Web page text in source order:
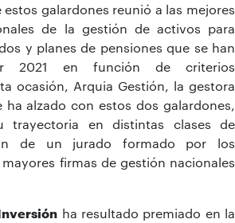
galardones reunió a las mejores
de la gestión de activos para
y planes de pensiones que se han
2021 en función de criterios
ocasión, Arquia Gestión, la gestora
ha alzado con estos dos galardones,
trayectoria en distintas clases de
de un jurado formado por los
firmas de gestión nacionales
ha resultado premiado en la